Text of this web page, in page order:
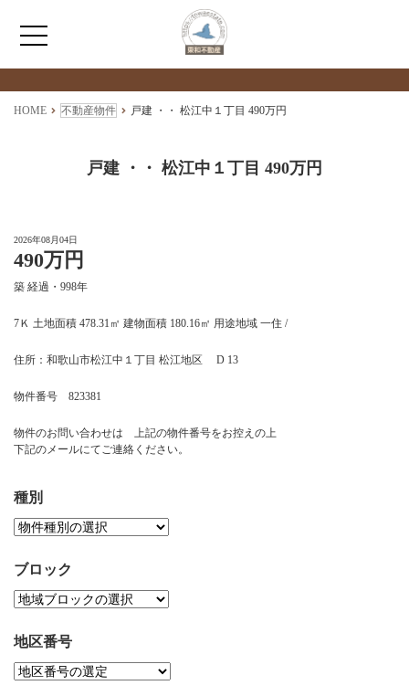
HOME
売買情報
月極駐車場のご案内
お問い合わせ
検索物件の詳細
****
HOME 不動産物件 戸建 ・・ 松江中１丁目 490万円
戸建 ・・ 松江中１丁目 490万円
2026年08月04日
490万円
築 経過・998年
7Ｋ 土地面積 478.31㎡ 建物面積 180.16㎡ 用途地域 一住 /
住所：和歌山市松江中１丁目 松江地区 D 13
物件番号 823381
物件のお問い合わせは 上記の物件番号をお控えの上
下記のメールにてご連絡ください。
種別
ブロック
地区番号